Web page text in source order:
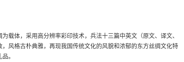
载体，采用高分辨率彩印技术，兵法十三篇中英文（原文、译文、
风格古朴典雅，再现我国传统文化的风貌和浓郁的东方丝绸文化特
。